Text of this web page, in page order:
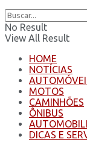
No Result
View All Result
HOME
NOTÍCIAS
MOTOS
CAMINHÕES
ÔNIBUS
DICAS E